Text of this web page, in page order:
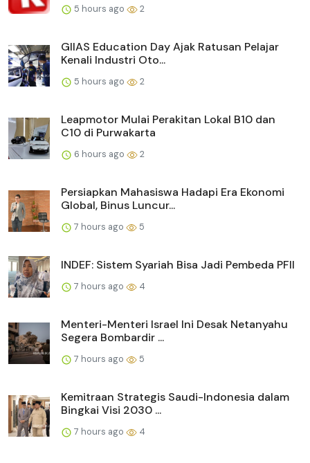
5 hours ago 2
GIIAS Education Day Ajak Ratusan Pelajar
Kenali Industri Oto...
5 hours ago 2
Leapmotor Mulai Perakitan Lokal B10 dan
C10 di Purwakarta
6 hours ago 2
Persiapkan Mahasiswa Hadapi Era Ekonomi
Global, Binus Luncur...
7 hours ago 5
INDEF: Sistem Syariah Bisa Jadi Pembeda PFII
7 hours ago 4
Menteri-Menteri Israel Ini Desak Netanyahu
Segera Bombardir ...
7 hours ago 5
Kemitraan Strategis Saudi-Indonesia dalam
Bingkai Visi 2030 ...
7 hours ago 4